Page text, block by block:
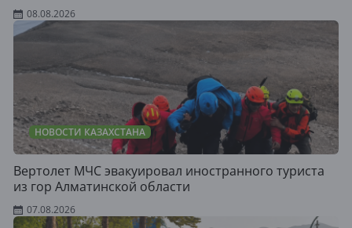
08.08.2026
НОВОСТИ КАЗАХСТАНА
Вертолет МЧС эвакуировал иностранного туриста
из гор Алматинской области
07.08.2026